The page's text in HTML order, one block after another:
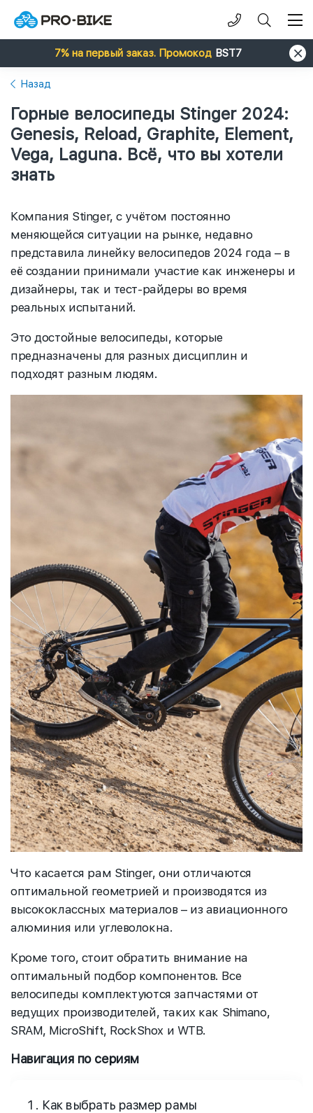
7% на первый заказ. Промокод BST7
Назад
Горные велосипеды Stinger 2024:
Genesis, Reload, Graphite, Element,
Vega, Laguna. Всё, что вы хотели
знать
Компания Stinger, с учётом постоянно
меняющейся ситуации на рынке, недавно
представила линейку велосипедов 2024 года – в
её создании принимали участие как инженеры и
дизайнеры, так и тест-райдеры во время
реальных испытаний.
Это достойные велосипеды, которые
предназначены для разных дисциплин и
подходят разным людям.
Что касается рам Stinger, они отличаются
оптимальной геометрией и производятся из
высококлассных материалов – из авиационного
алюминия или углеволокна.
Кроме того, стоит обратить внимание на
оптимальный подбор компонентов. Все
велосипеды комплектуются запчастями от
ведущих производителей, таких как Shimano,
SRAM, MicroShift, RockShox и WTB.
Навигация по сериям
Как выбрать размер рамы